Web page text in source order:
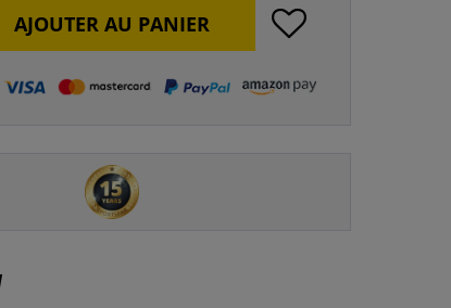
AJOUTER AU PANIER